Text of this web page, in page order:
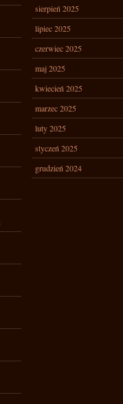
sierpień 2025
lipiec 2025
czerwiec 2025
maj 2025
kwiecień 2025
marzec 2025
luty 2025
styczeń 2025
grudzień 2024